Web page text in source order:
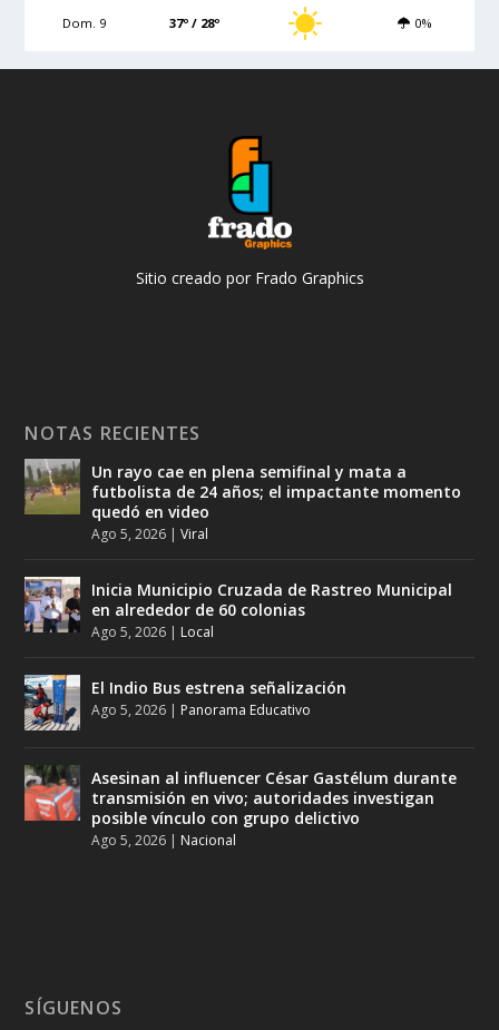
Dom. 9 37º / 28º 0%
Sitio creado por Frado Graphics
NOTAS RECIENTES
Un rayo cae en plena semifinal y mata a
futbolista de 24 años; el impactante momento
quedó en video
Ago 5, 2026 |Viral
Inicia Municipio Cruzada de Rastreo Municipal
en alrededor de 60 colonias
Ago 5, 2026 | Local
El Indio Bus estrena señalización
Ago 5, 2026 | Panorama Educativo
Asesinan al influencer César Gastélum durante
transmisión en vivo; autoridades investigan
posible vínculo con grupo delictivo
Ago 5, 2026 | Nacional
SÍGUENOS